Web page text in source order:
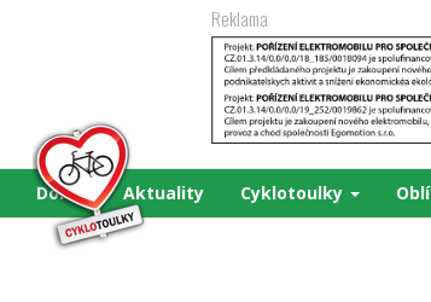
Reklama
Domů Aktuality Cyklotoulky